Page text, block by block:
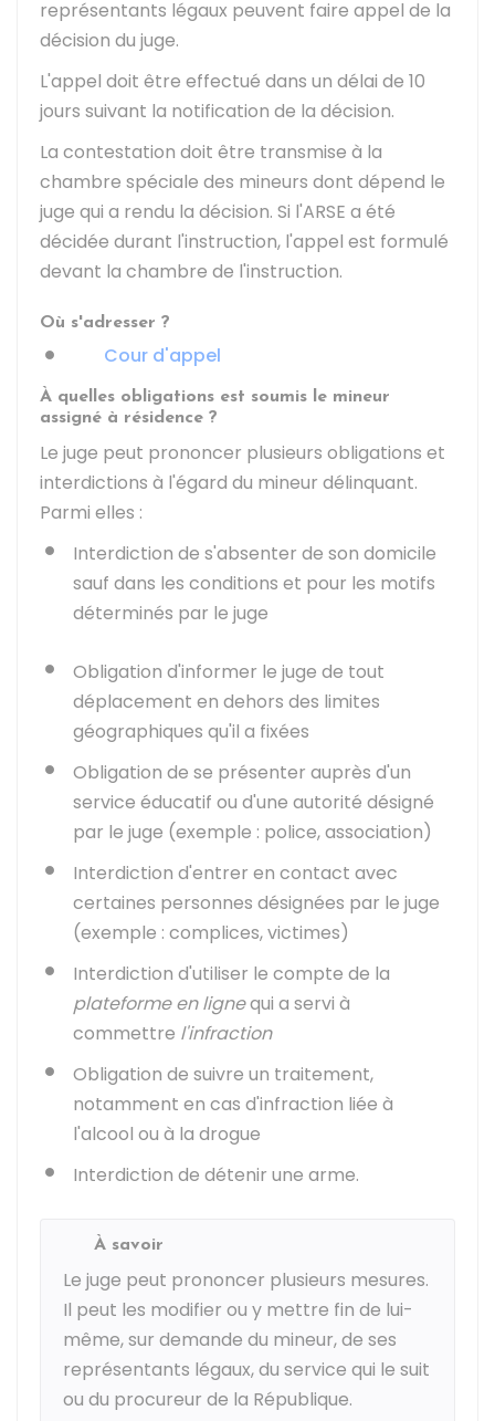
représentants légaux peuvent faire appel de la
décision du juge.
L'appel doit être effectué dans un délai de 10
jours suivant la notification de la décision.
La contestation doit être transmise à la
chambre spéciale des mineurs dont dépend le
juge qui a rendu la décision. Si l'ARSE a été
décidée durant l'instruction, l'appel est formulé
devant la chambre de l'instruction.
Où s'adresser ?
Cour d'appel
À quelles obligations est soumis le mineur
assigné à résidence ?
Le juge peut prononcer plusieurs obligations et
interdictions à l'égard du mineur délinquant.
Parmi elles :
Interdiction de s'absenter de son domicile
sauf dans les conditions et pour les motifs
déterminés par le juge
Obligation d'informer le juge de tout
déplacement en dehors des limites
géographiques qu'il a fixées
Obligation de se présenter auprès d'un
service éducatif ou d'une autorité désigné
par le juge (exemple : police, association)
Interdiction d'entrer en contact avec
certaines personnes désignées par le juge
(exemple : complices, victimes)
Interdiction d'utiliser le compte de la
plateforme en lignequi a servi à
commettre l'infraction
Obligation de suivre un traitement,
notamment en cas d'infraction liée à
l'alcool ou à la drogue
Interdiction de détenir une arme.
À savoir
Le juge peut prononcer plusieurs mesures.
Il peut les modifier ou y mettre fin de lui-
même, sur demande du mineur, de ses
représentants légaux, du service qui le suit
ou du procureur de la République.